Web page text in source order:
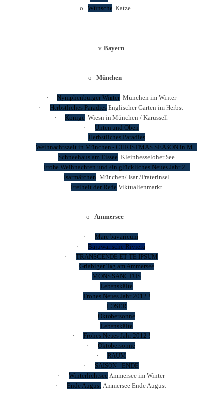
o Wünsche Katze
v Bayern
o München
· Nymphenburger WinterMünchen im Winter
·
Herbstliches Paradies Englischer Garten im Herbst
·
Könige Wiesn in München / Karussell
·
Unten und Oben
·
Herbstliches Paradies
·
Weihnachtszeit in München - CHRISTMAS SEASON in M...
·
Schneehaus am Eissee Kleinhesseloher See
·
Frohe Weihnachten und ein glückliches Neues Jahr 2...
·
Isarmärchen München/ Isar /Praterinsel
·
Freiheit der Rede Viktualienmarkt
o Ammersee
·
Mare bavaricum
·
Bajuwarische Riviera
·
TRANSCENDE ET TE IPSUM
·
Griabiger Tag am Ammersee
·
MONS SANCTUS
·
Lebenskälte
·
Frohes Neues Jahr 2012 !
·
LOSER
·
Oktobersonne
·
Lebenskälte
·
Frohes Neues Jahr 2012 !
·
Oktobersonne
·
RAUM
·
SAISON - ENDE
·
Winterlichtsee Ammersee im Winter
·
Ende August Ammersee Ende August